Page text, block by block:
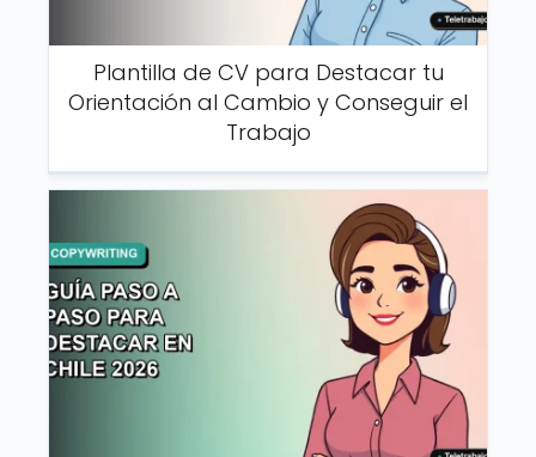
Plantilla de CV para Destacar tu
Orientación al Cambio y Conseguir el
Trabajo